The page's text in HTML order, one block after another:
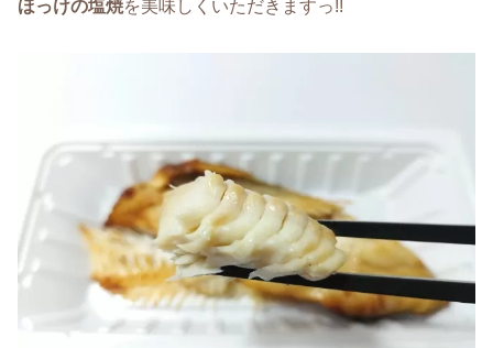
ほっけの塩焼を美味しくいただきますっ!!